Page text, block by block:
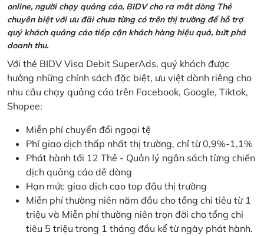
online, người chạy quảng cáo, BIDV cho ra mắt dòng Thẻ
chuyên biệt với ưu đãi chưa từng có trên thị trường để hỗ trợ
quý khách quảng cáo tiếp cận khách hàng hiệu quả, bứt phá
doanh thu.
Với thẻ BIDV Visa Debit SuperAds, quý khách được
hưởng những chính sách đặc biệt, ưu việt dành riêng cho
nhu cầu chạy quảng cáo trên Facebook, Google, Tiktok,
Shopee:
Miễn phí chuyển đổi ngoại tệ
Phí giao dịch thấp nhất thị trường, chỉ từ 0,9%-1,1%
Phát hành tới 12 Thẻ - Quản lý ngân sách từng chiến
dịch quảng cáo dễ dàng
Hạn mức giao dịch cao top đầu thị trường
Miễn phí thường niên năm đầu cho tổng chi tiêu từ 1
triệu và Miễn phí thường niên trọn đời cho tổng chi
tiêu 5 triệu trong 1 tháng đầu kể từ ngày phát hành.